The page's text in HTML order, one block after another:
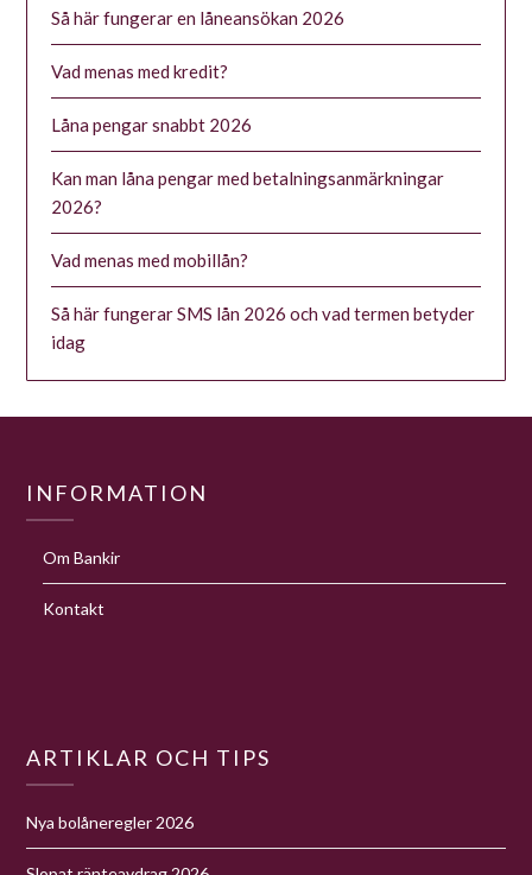
Så här fungerar en låneansökan 2026
Vad menas med kredit?
Låna pengar snabbt 2026
Kan man låna pengar med betalningsanmärkningar
2026?
Vad menas med mobillån?
Så här fungerar SMS lån 2026 och vad termen betyder
idag
INFORMATION
Om Bankir
Kontakt
ARTIKLAR OCH TIPS
Nya bolåneregler 2026